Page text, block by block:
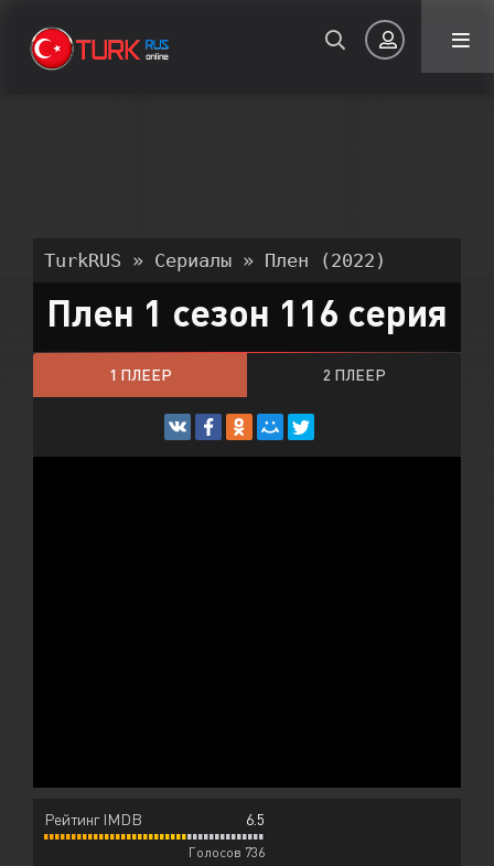
Запомнить
Восстановить пароль
TurkRUS » Сериалы » Плен (2022)
Плен 1 сезон 116 серия
1 ПЛЕЕР 2 ПЛЕЕР
Рейтинг IMDB 6.5
Голосов 736